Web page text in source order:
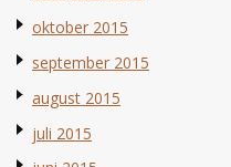
oktober 2015
september 2015
august 2015
juli 2015